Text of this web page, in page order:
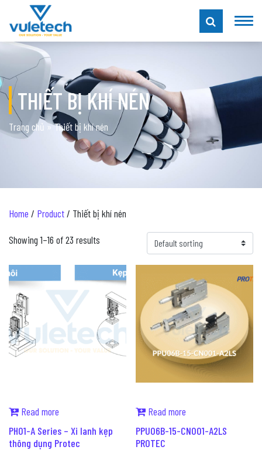
THIẾT BỊ KHÍ NÉN
Trang chủ »Thiết bị khí nén
Home / Product/ Thiết bị khí nén
Showing 1–16 of 23 results
Read more
PH01-A Series – Xi lanh kẹp
thông dụng Protec
Read more
PPU06B-15-CN001-A2LS
PROTEC